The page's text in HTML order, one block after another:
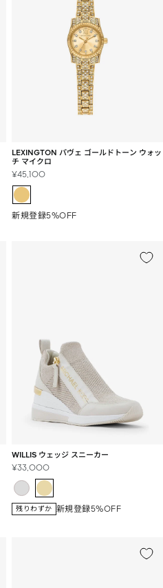
LEXINGTON パヴェ ゴールドトーン ウォッ
チ マイクロ
セ
ー
ル
格
¥45,100
新規登録5%OFF
WILLIS ウェッジ スニーカー
セ
ー
ル
価
格
¥33,000
残りわずか 新規登録5%OFF